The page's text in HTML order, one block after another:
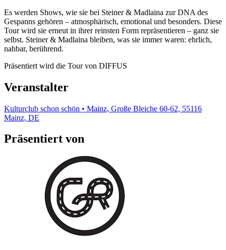
Es werden Shows, wie sie bei Steiner & Madlaina zur DNA des
Gespanns gehören – atmosphärisch, emotional und besonders. Diese
Tour wird sie erneut in ihrer reinsten Form repräsentieren – ganz sie
selbst. Steiner & Madlaina bleiben, was sie immer waren: ehrlich,
nahbar, berührend.
Präsentiert wird die Tour von DIFFUS
Veranstalter
Kulturclub schon schön • Mainz, Große Bleiche 60-62, 55116
Mainz, DE
Präsentiert von